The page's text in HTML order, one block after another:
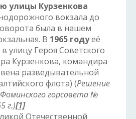
улицы Курзенкова
вокзала до
была в нашем
В 1965 годуеё
улицу Героя Советского
Курзенкова, командира
разведывательной
флота) (Решение
горсовета №
г.)[1]
Отечественной